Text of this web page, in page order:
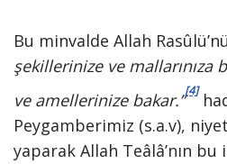
Bu minvalde Allah
şekillerinize ve mallarınıza
ve amellerinize bakar.”[4]
Peygamberimiz (s.a.v),
yaparak Allah Teâlâ’nın